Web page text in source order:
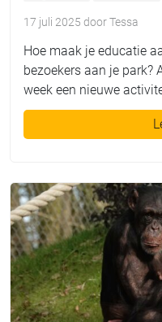
17 juli 2025 doorTessa
Hoe maak je educatie
bezoekers aan je park?
week een nieuwe